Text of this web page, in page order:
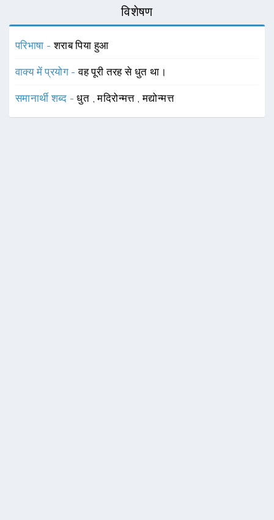
विशेषण
परिभाषा -शराब पिया हुआ
वाक्य में प्रयोग -वह पूरी तरह से धुत था।
समानार्थी शब्द -धुत ,मदिरोन्मत्त ,मद्योन्मत्त